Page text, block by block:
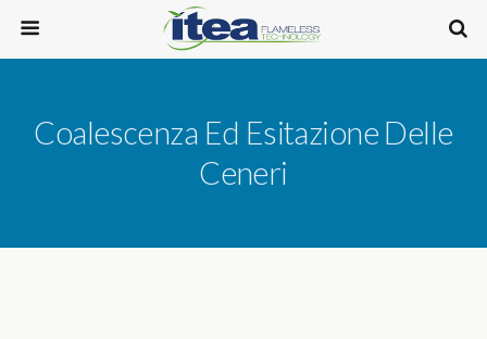
Coalescenza Ed Esitazione Delle
Ceneri